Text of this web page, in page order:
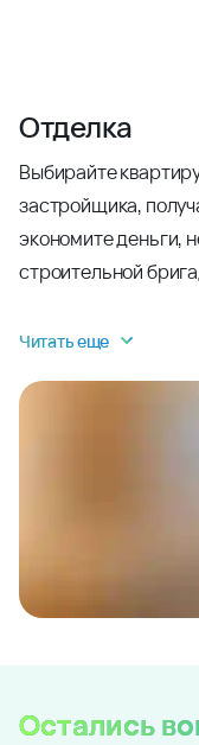
Отделка
Выбирайте
застройщика,
экономите деньги,
строительной
Читать еще
Остались